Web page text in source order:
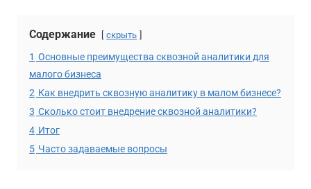
Содержание скрыть
1 Основные преимущества сквозной аналитики для
малого бизнеса
2 Как внедрить сквозную аналитику в малом бизнесе?
3 Сколько стоит внедрение сквозной аналитики?
4 Итог
5 Часто задаваемые вопросы